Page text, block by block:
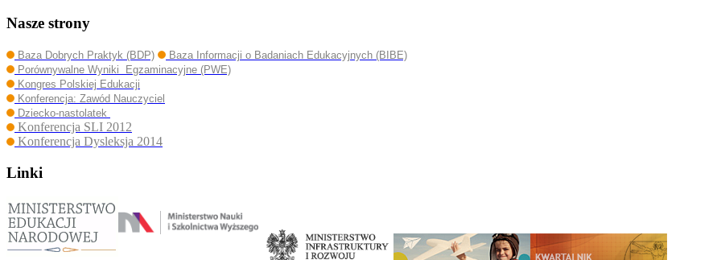
Nasze strony
Baza Dobrych Praktyk (BDP)
Baza Informacji o Badaniach Edukacyjnych (BIBE)
Porównywalne Wyniki Egzaminacyjne (PWE)
Kongres Polskiej Edukacji
Konferencja: Zawód Nauczyciel
Dziecko-nastolatek
Konferencja SLI 2012
Konferencja Dysleksja 2014
Linki